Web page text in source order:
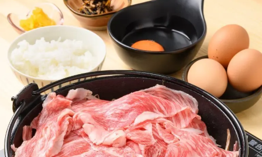
三重エリア
滋賀エリア
京都エリア
大阪市エリア
北摂エリア
堺・泉州エリア
河内エリア
兵庫エリア
奈良エリア
和歌山エリア
鳥取エリア
島根エリア
岡山エリア
広島エリア
山口エリア
徳島エリア
香川エリア
愛媛エリア